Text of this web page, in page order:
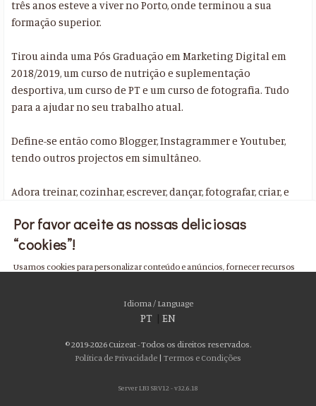
três anos esteve a viver no Porto, onde terminou a sua
formação superior.
Tirou ainda uma Pós Graduação em Marketing Digital em
2018/2019, um curso de nutrição e suplementação
desportiva, um curso de PT e um curso de fotografia. Tudo
para a ajudar no seu trabalho atual.
Define-se então como Blogger, Instagrammer e Youtuber,
tendo outros projectos em simultâneo.
Adora treinar, cozinhar, escrever, dançar, fotografar, criar, e
Idioma / Language
PT | EN
© 2019-2026 Cuizeat - Todos os direitos reservados.
Política de Privacidade | Termos e Condições
Server LB3 SRV12 - v32.6.18
Por favor aceite as nossas deliciosas
“cookies”!
Usamos cookies para personalizar conteúdo e anúncios, fornecer recursos
social, publicidade e análise, que podem combiná-lo com outras informações
que você forneceu a eles ou que coletaram do uso de seus serviços. Você
ACEITO